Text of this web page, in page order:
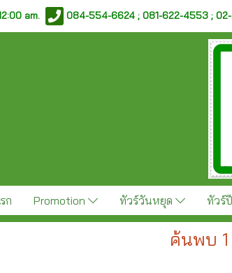
am. 084-554-6624 ; 081-622-4553 ;
ก Promotion ทัวร์วันหยุด ทัวร์
ค้นพบ 1